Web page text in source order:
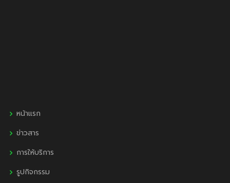
หน้าแรก
ข่าวสาร
การให้บริการ
รูปกิจกรรม